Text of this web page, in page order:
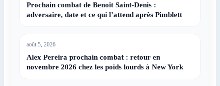
Prochain combat de Benoît Saint-Denis :
adversaire, date et ce qui l’attend après Pimblett
août 5, 2026
Alex Pereira prochain combat : retour en
novembre 2026 chez les poids lourds à New York